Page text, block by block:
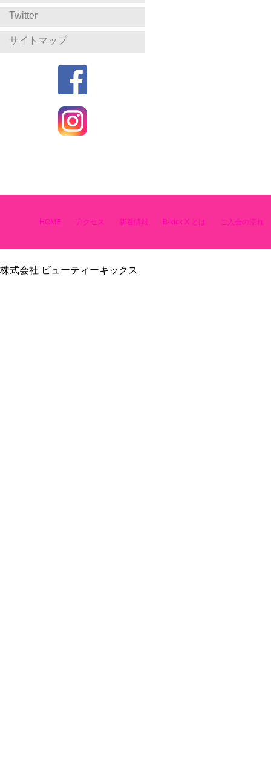
Twitter
サイトマップ
HOME アクセス 新着情報 B-kick X とは ご入会の流れ
株式会社 ビューティーキックス